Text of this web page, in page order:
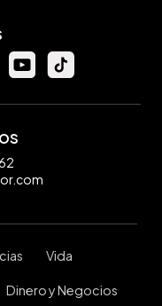
Vida
Dinero y Negocios